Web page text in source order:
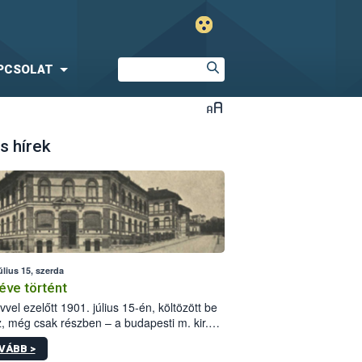
hírek
15, szerda
történt
ezelőtt 1901. július 15-én, költözött be
még csak részben – a budapesti m. kir.
állomás a Kis Rókus utca
alatti, Czigler Győző által tervezett új
>